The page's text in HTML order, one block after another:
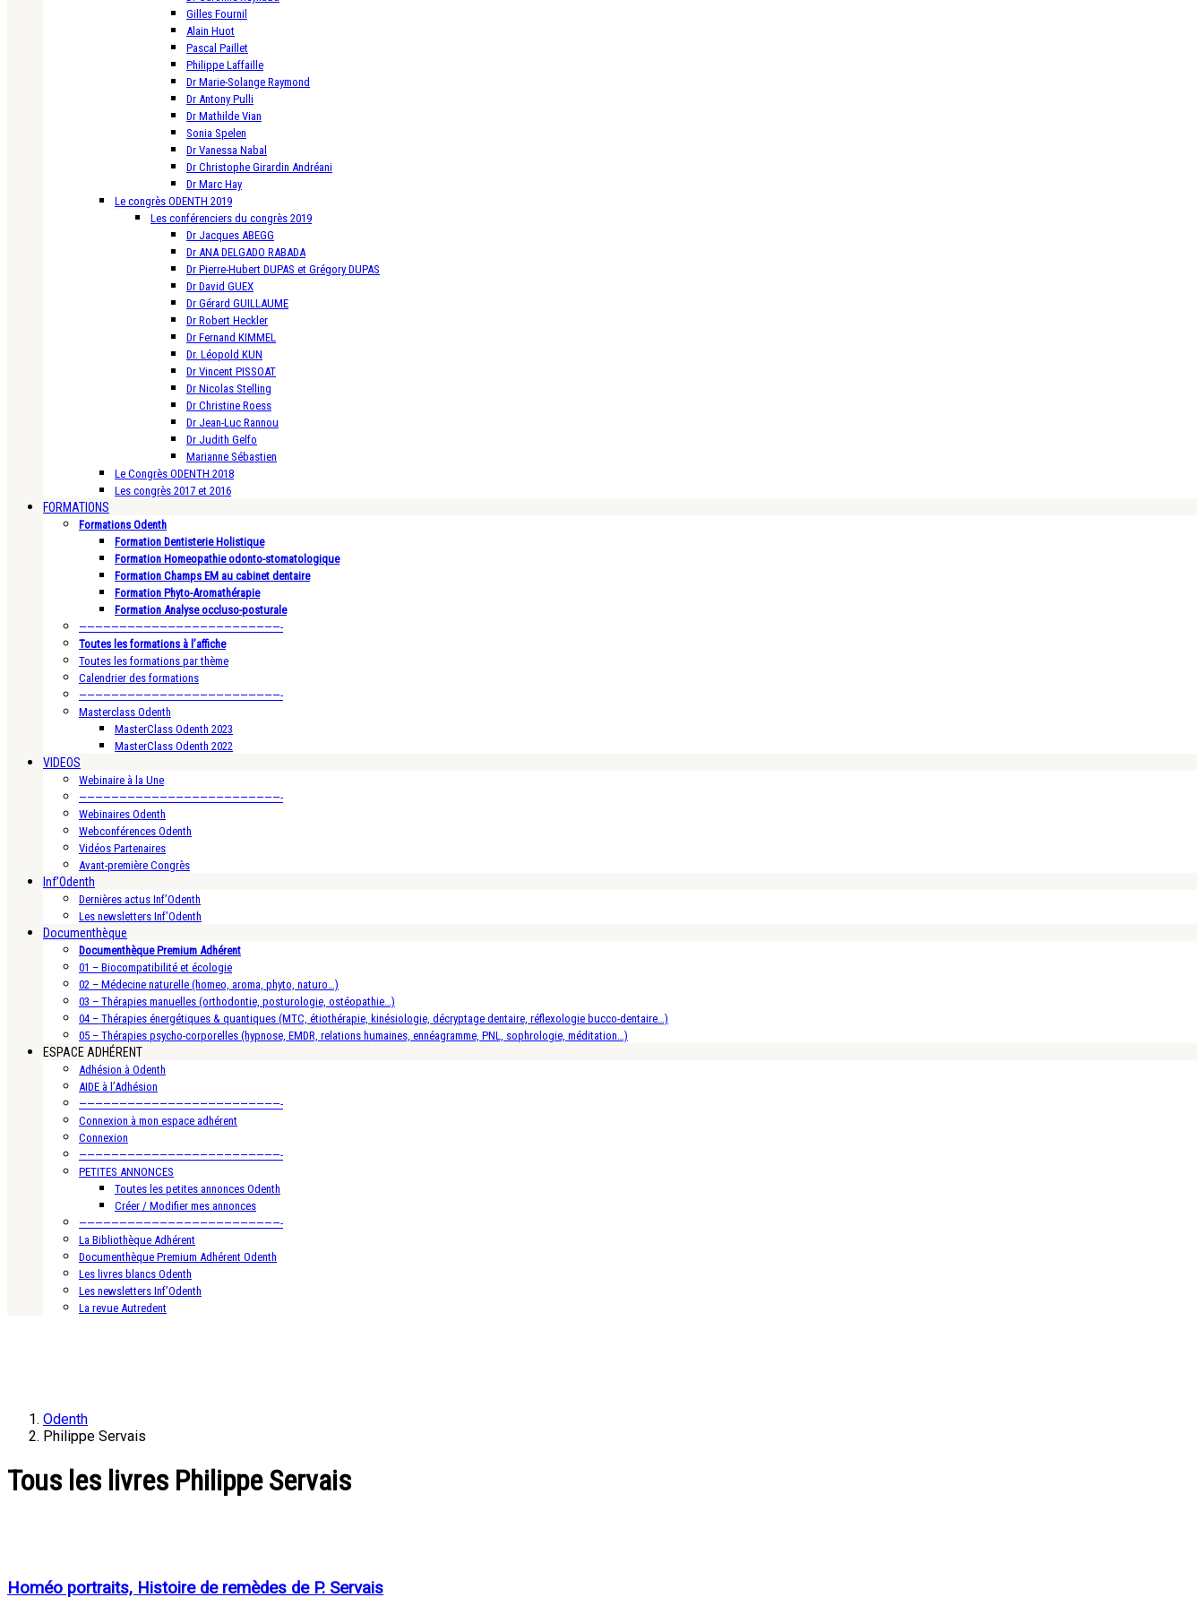
Gilles Fournil
Alain Huot
Pascal Paillet
Philippe Laffaille
Dr Marie-Solange Raymond
Dr Antony Pulli
Dr Mathilde Vian
Sonia Spelen
Dr Vanessa Nabal
Dr Christophe Girardin Andréani
Dr Marc Hay
Le congrès ODENTH 2019
Les conférenciers du congrès 2019
Dr Jacques ABEGG
Dr ANA DELGADO RABADA
Dr Pierre-Hubert DUPAS et Grégory DUPAS
Dr David GUEX
Dr Gérard GUILLAUME
Dr Robert Heckler
Dr Fernand KIMMEL
Dr. Léopold KUN
Dr Vincent PISSOAT
Dr Nicolas Stelling
Dr Christine Roess
Dr Jean-Luc Rannou
Dr Judith Gelfo
Marianne Sébastien
Le Congrès ODENTH 2018
Les congrès 2017 et 2016
FORMATIONS
Formations Odenth
Formation Dentisterie Holistique
Formation Homeopathie odonto-stomatologique
Formation Champs EM au cabinet dentaire
Formation Phyto-Aromathérapie
Formation Analyse occluso-posturale
—————————————————————————-
Toutes les formations à l’affiche
Toutes les formations par thème
Calendrier des formations
—————————————————————————-
Masterclass Odenth
MasterClass Odenth 2023
MasterClass Odenth 2022
VIDEOS
Webinaire à la Une
—————————————————————————-
Webinaires Odenth
Webconférences Odenth
Vidéos Partenaires
Avant-première Congrès
Inf’Odenth
Dernières actus Inf’Odenth
Les newsletters Inf’Odenth
Documenthèque
Documenthèque Premium Adhérent
01 – Biocompatibilité et écologie
02 – Médecine naturelle (homeo, aroma, phyto, naturo…)
03 – Thérapies manuelles (orthodontie, posturologie, ostéopathie…)
04 – Thérapies énergétiques & quantiques (MTC, étiothérapie, kinésiologie, décryptage dentaire, réflexologie bucco-dentaire…)
05 – Thérapies psycho-corporelles (hypnose, EMDR, relations humaines, ennéagramme, PNL, sophrologie, méditation…)
ESPACE ADHÉRENT
Adhésion à Odenth
AIDE à l’Adhésion
—————————————————————————-
Connexion à mon espace adhérent
Connexion
—————————————————————————-
PETITES ANNONCES
Toutes les petites annonces Odenth
Créer / Modifier mes annonces
—————————————————————————-
La Bibliothèque Adhérent
Documenthèque Premium Adhérent Odenth
Les livres blancs Odenth
Les newsletters Inf’Odenth
La revue Autredent
Odenth
Philippe Servais
Tous les livres Philippe Servais
Homéo portraits, Histoire de remèdes de P. Servais